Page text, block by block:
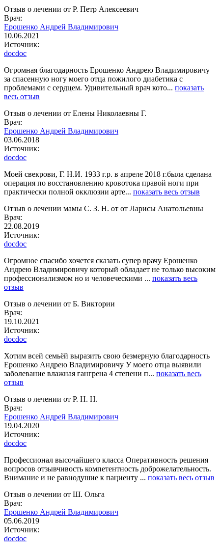
Отзыв о лечении от Р. Петр Алексеевич
Врач:
Ерошенко Андрей Владимирович
10.06.2021
Источник:
docdoc
Огромная благодарность Ерошенко Андрею Владимировичу
за спасенную ногу моего отца пожилого диабетика с
проблемами с сердцем. Удивительный врач кото... показать
весь отзыв
Отзыв о лечении от Елены Николаевны Г.
Врач:
Ерошенко Андрей Владимирович
03.06.2018
Источник:
docdoc
Моей свекрови, Г. Н.И. 1933 г.р. в апреле 2018 г.была сделана
операция по восстановлению кровотока правой ноги при
практически полной окклюзии арте... показать весь отзыв
Отзыв о лечении мамы С. З. Н. от от Ларисы Анатольевны
Врач:
22.08.2019
Источник:
docdoc
Огромное спасибо хочется сказать супер врачу Ерошенко
Андрею Владимировичу который обладает не только высоким
профессионализмом но и человеческими ... показать весь
отзыв
Отзыв о лечении от Б. Виктории
Врач:
19.10.2021
Источник:
docdoc
Хотим всей семьёй выразить свою безмерную благодарность
Ерошенко Андрею Владимировичу У моего отца выявили
заболевание влажная гангрена 4 степени п... показать весь
отзыв
Отзыв о лечении от Р. Н. Н.
Врач:
Ерошенко Андрей Владимирович
19.04.2020
Источник:
docdoc
Профессионал высочайшего класса Оперативность решения
вопросов отзывчивость компетентность доброжелательность.
Внимание и не равнодушие к пациенту ... показать весь отзыв
Отзыв о лечении от Ш. Ольга
Врач:
Ерошенко Андрей Владимирович
05.06.2019
Источник:
docdoc